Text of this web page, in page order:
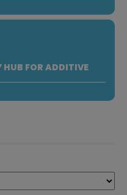
HUB FOR ADDITIVE